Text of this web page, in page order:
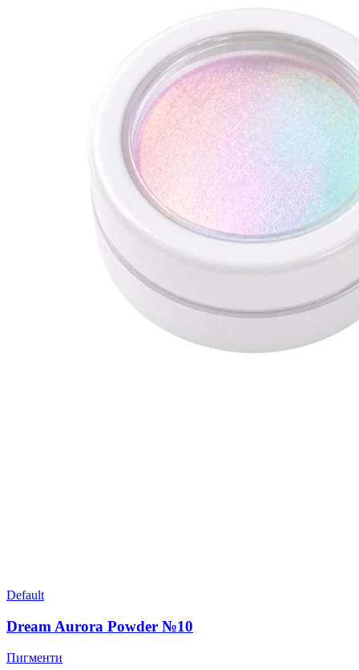
Default
Dream Aurora Powder №10
Пигменти